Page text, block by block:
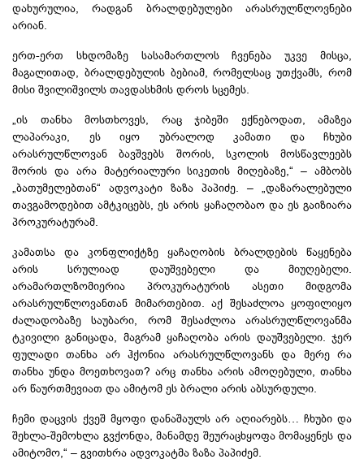
დახურულია, რადგან ბრალდებულები არასრულწლოვნები
არიან.
ერთ-ერთ სხდომაზე სასამართლოს ჩვენება უკვე მისცა,
მაგალითად, ბრალდებულის ბებიამ, რომელსაც უთქვამს, რომ
მისი შვილიშვილს თავდასხმის დროს სცემეს.
„ის თანხა მოსთხოვეს, რაც ჯიბეში ექნებოდათ, ამაზეა
ლაპარაკი, ეს იყო უბრალოდ კამათი და ჩხუბი
არასრულწლოვან ბავშვებს შორის, სკოლის მოსწავლეებს
შორის და არა მატერიალური სიკეთის მიღებაზე,“ – ამბობს
„ბათუმელებთან“ ადვოკატი ზაზა პაპიძე. – „დაზარალებული
თავგამოდებით ამტკიცებს, ეს არის ყაჩაღობაო და ეს გაიზიარა
პროკურატურამ.
კამათსა და კონფლიქტზე ყაჩაღობის ბრალდების წაყენება
არის სრულიად დაუშვებელი და მიუღებელი.
არამართლზომიერია პროკურატურის ასეთი მიდგომა
არასრულწლოვანთან მიმართებით. აქ შესაძლოა ყოფილიყო
ძალადობაზე საუბარი, რომ შესაძლოა არასრულწლოვანმა
ტკივილი განიცადა, მაგრამ ყაჩაღობა არის დაუშვებელი. ჯერ
ფულადი თანხა არ ჰქონია არასრულწლოვანს და მერე რა
თანხა უნდა მოეთხოვათ? არც თანხა არის ამოღებული, თანხა
არ წაურთმევიათ და ამიტომ ეს ბრალი არის აბსურდული.
ჩემი დაცვის ქვეშ მყოფი დანაშაულს არ აღიარებს… ჩხუბი და
შეხლა-შემოხლა გვქონდა, მანამდე შეურაცხყოფა მომაყენეს და
ამიტომო,“ – გვითხრა ადვოკატმა ზაზა პაპიძემ.